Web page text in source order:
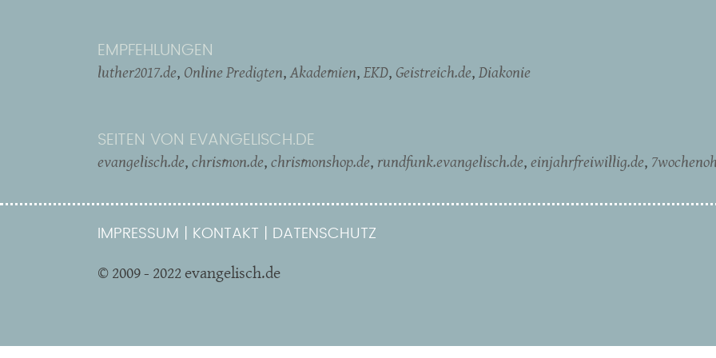
EMPFEHLUNGEN
luther2017.de Online Predigten Akademien EKD Geistreich.de Diakonie
SEITEN VON EVANGELISCH.DE
evangelisch.de chrismon.de chrismonshop.de rundfunk.evangelisch.de einjahrfreiwillig.de
IMPRESSUM KONTAKT DATENSCHUTZ
© 2009 - 2022 evangelisch.de